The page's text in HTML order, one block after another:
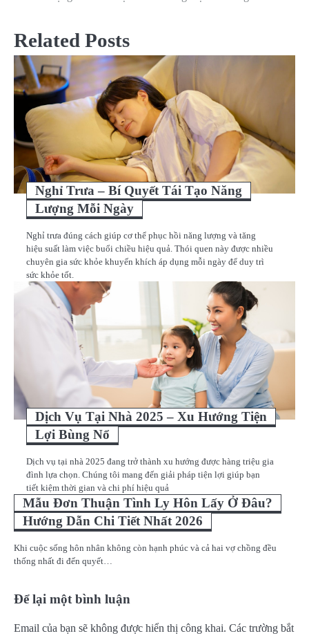
bài
viết
Related Posts
Nghỉ Trưa – Bí Quyết Tái Tạo Năng
Lượng Mỗi Ngày
Nghỉ trưa đúng cách giúp cơ thể phục hồi năng lượng và tăng
hiệu suất làm việc buổi chiều hiệu quả. Thói quen này được nhiều
chuyên gia sức khỏe khuyến khích áp dụng mỗi ngày để duy trì
sức khỏe tốt.
Dịch Vụ Tại Nhà 2025 – Xu Hướng Tiện
Lợi Bùng Nổ
Dịch vụ tại nhà 2025 đang trở thành xu hướng được hàng triệu gia
đình lựa chọn. Chúng tôi mang đến giải pháp tiện lợi giúp bạn
tiết kiệm thời gian và chi phí hiệu quả
Mẫu Đơn Thuận Tình Ly Hôn Lấy Ở Đâu?
Hướng Dẫn Chi Tiết Nhất 2026
Khi cuộc sống hôn nhân không còn hạnh phúc và cả hai vợ chồng đều
thống nhất đi đến quyết…
Để lại một bình luận
Email của bạn sẽ không được hiển thị công khai. Các trường bắt